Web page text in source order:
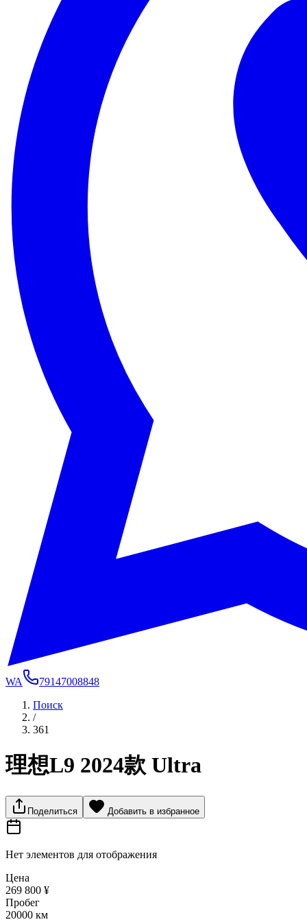
WA
79147008848
Поиск
/
361
理想L9 2024款 Ultra
Поделиться Добавить в избранное
Нет элементов для отображения
Цена
269 800 ¥
Пробег
20000 км